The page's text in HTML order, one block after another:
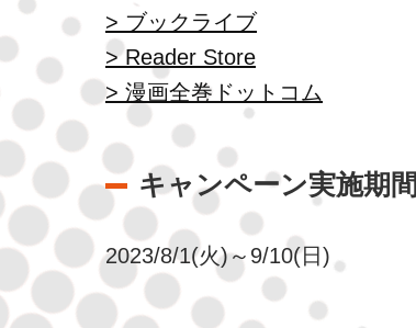
> ブックライブ
> Reader Store
> 漫画全巻ドットコム
キャンペーン実施期間
2023/8/1(火)～9/10(日)